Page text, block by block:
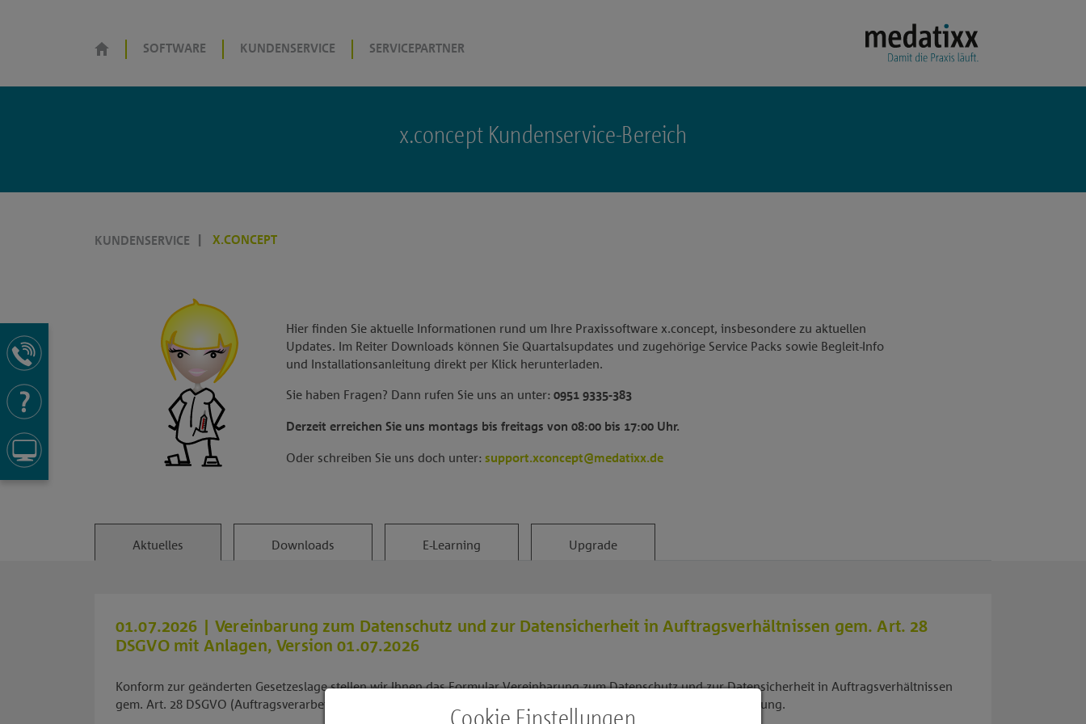
SOFTWARE KUNDENSERVICE SERVICEPARTNER
x.concept Kundenservice-Bereich
KUNDENSERVICE X.CONCEPT
Hier finden Sie aktuelle Informationen rund um Ihre Praxissoftware x.concept, insbesondere zu aktuellen
Updates. Im Reiter Downloads können Sie Quartalsupdates und zugehörige Service Packs sowie Begleit-Info
und Installationsanleitung direkt per Klick herunterladen.
Sie haben Fragen? Dann rufen Sie uns an unter: 0951 9335-383
Derzeit erreichen Sie uns montags bis freitags von 08:00 bis 17:00 Uhr.
Oder schreiben Sie uns doch unter: support.xconcept@medatixx.de
Aktuelles Downloads E-Learning Upgrade
01.07.2026 | Vereinbarung zum Datenschutz und zur Datensicherheit in Auftragsverhältnissen gem. Art. 28
DSGVO mit Anlagen, Version 01.07.2026
Konform zur geänderten Gesetzeslage stellen wir Ihnen das Formular Vereinbarung zum Datenschutz und zur Datensicherheit in Auftragsverhältnissen
gem. Art. 28 DSGVO (Auftragsverarbeitung) mit Anlagen in der Version 01.07.2026 im Bereich Downloads zur Verfügung.
Cookie Einstellungen